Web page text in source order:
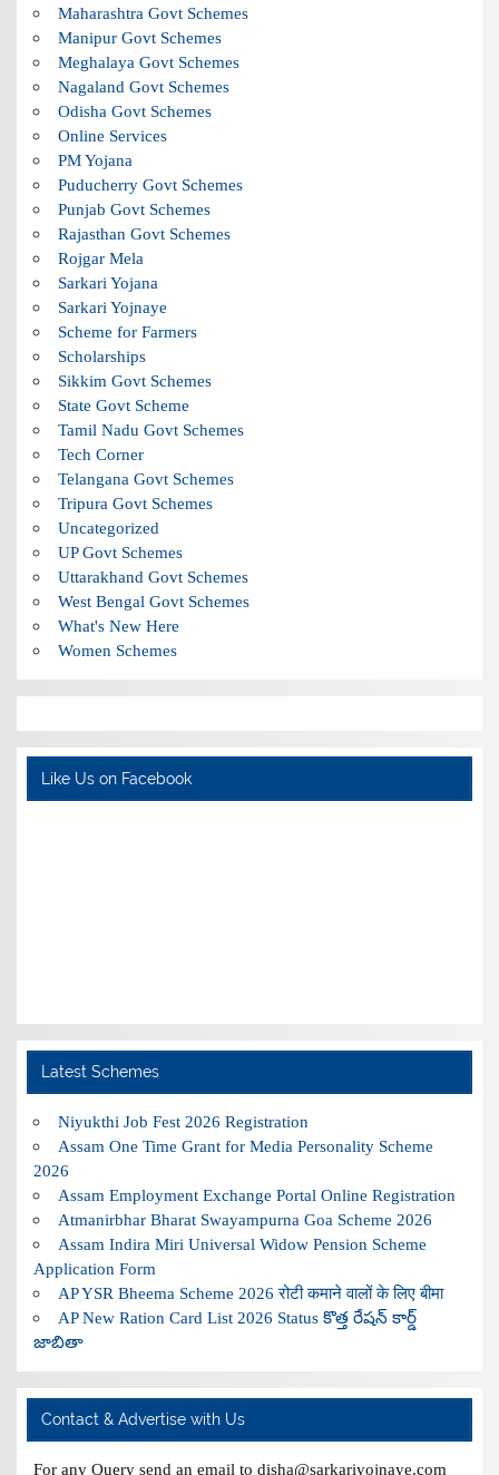
Maharashtra Govt Schemes
Manipur Govt Schemes
Meghalaya Govt Schemes
Nagaland Govt Schemes
Odisha Govt Schemes
Online Services
PM Yojana
Puducherry Govt Schemes
Punjab Govt Schemes
Rajasthan Govt Schemes
Rojgar Mela
Sarkari Yojana
Sarkari Yojnaye
Scheme for Farmers
Scholarships
Sikkim Govt Schemes
State Govt Scheme
Tamil Nadu Govt Schemes
Tech Corner
Telangana Govt Schemes
Tripura Govt Schemes
Uncategorized
UP Govt Schemes
Uttarakhand Govt Schemes
West Bengal Govt Schemes
What's New Here
Women Schemes
Like Us on Facebook
Latest Schemes
Niyukthi Job Fest 2026 Registration
Assam One Time Grant for Media Personality Scheme
2026
Assam Employment Exchange Portal Online Registration
Atmanirbhar Bharat Swayampurna Goa Scheme 2026
Assam Indira Miri Universal Widow Pension Scheme
Application Form
AP YSR Bheema Scheme 2026 रोटी कमाने वालों के लिए बीमा
AP New Ration Card List 2026 Status కొత్త రేషన్ కార్డ్
జాబితా
Contact & Advertise with Us
For any Query send an email to disha@sarkariyojnaye.com